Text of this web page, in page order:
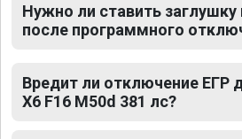
Нужно ли ставить заглушку
после программного
Вредит ли отключение ЕГР
X6 F16 M50d 381 лс?